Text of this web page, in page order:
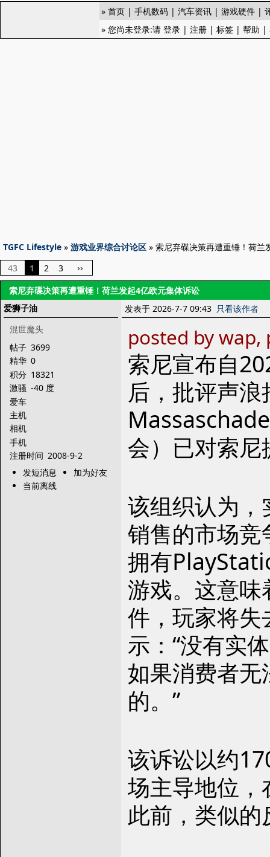
» 首页 | 手机数码 | 汽车资讯 | 游戏硬件 |
» 您尚未登录:请 登录 | 注册 | 标签 | 帮助 |
TGFC Lifestyle » 游戏业界综合讨论区 » 索尼弃碟决策再遭重锤！荷兰
43
1 2 3 ››
索尼弃碟决策再遭重锤！荷兰发起4亿欧元集体诉讼
爱狮子油
混世魔头
帖子 3699
精华 0
积分 18321
激骚 -40 度
爱车
主机
相机
手机
注册时间 2008-9-2
发短消息
加为好友
当前离线
发表于 2026-7-7 09:43 只看该作者
posted by
索尼宣布自
后，批评声
会）已对索
该组织认为
销售的市场
拥有
游戏。这意
件，玩家将
示：“没有实
如果消费者
的。”
该诉讼以约
场主导地位
此前，类似